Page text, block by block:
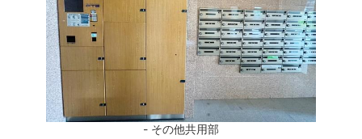
- その他共用部